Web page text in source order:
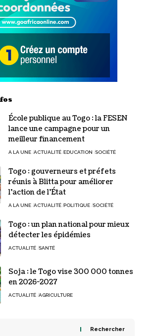
École publique au Togo : la FESEN
lance une campagne pour un
meilleur financement
A LA UNE ACTUALITÉ EDUCATION SOCIÉTÉ
Togo : gouverneurs et préfets
réunis à Blitta pour améliorer
l’action de l’État
A LA UNE ACTUALITÉ POLITIQUE SOCIÉTÉ
Togo : un plan national pour mieux
détecter les épidémies
ACTUALITÉ SANTÉ
Soja : le Togo vise 300 000 tonnes
en 2026-2027
ACTUALITÉ AGRICULTURE
Rechercher